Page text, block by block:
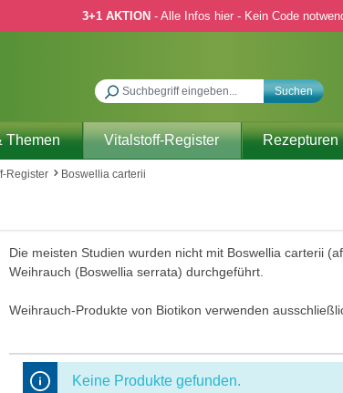
3+1 AKTION - Alle Infos hier - Kein Code
Suchen
Themen Vitalstoff-Register Rezepturen
Register Boswellia carterii
Die meisten Studien wurden nicht mit Boswellia carterii
Weihrauch (Boswellia serrata) durchgeführt.
Weihrauch-Produkte von Biotikon verwenden
Keine Produkte gefunden.